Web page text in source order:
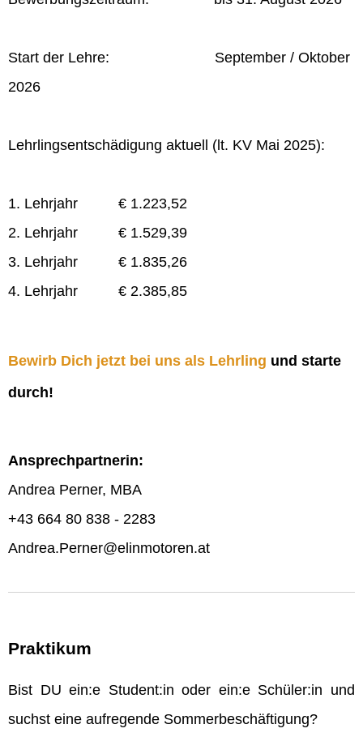
Start der Lehre: September / Oktober
2026
Lehrlingsentschädigung aktuell (lt. KV Mai 2025):
1. Lehrjahr € 1.223,52
2. Lehrjahr € 1.529,39
3. Lehrjahr € 1.835,26
4. Lehrjahr € 2.385,85
Bewirb Dich jetzt bei uns als Lehrling und starte
durch!
Ansprechpartnerin:
Andrea Perner, MBA
+43 664 80 838 - 2283
Andrea.Perner@elinmotoren.at
Praktikum
Bist DU ein:e Student:in oder ein:e Schüler:in und
suchst eine aufregende Sommerbeschäftigung?